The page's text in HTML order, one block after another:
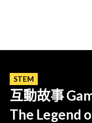
STEM
互動故事
The Legend